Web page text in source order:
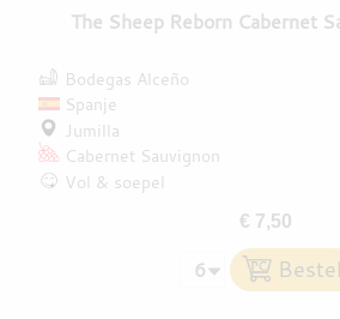
The Sheep Reborn Cabernet
Bodegas Alceño
Spanje
Jumilla
Cabernet Sauvignon
Vol & soepel
€ 7,50